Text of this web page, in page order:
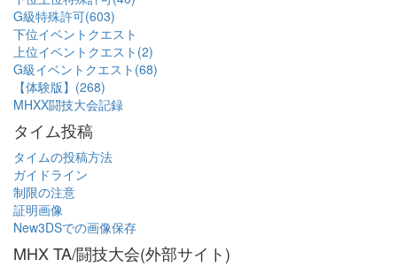
G級特殊許可(603)
下位イベントクエスト
上位イベントクエスト(2)
G級イベントクエスト(68)
【体験版】(268)
MHXX闘技大会記録
タイム投稿
タイムの投稿方法
ガイドライン
制限の注意
証明画像
New3DSでの画像保存
MHX TA/闘技大会(外部サイト)